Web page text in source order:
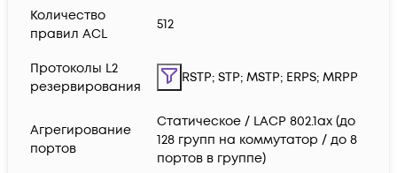
Количество
правил ACL
512
Протоколы L2
резервирования
RSTP; STP; MSTP; ERPS; MRPP
Агрегирование
портов
Статическое / LACP 802.1ax (до
128 групп на коммутатор / до 8
портов в группе)